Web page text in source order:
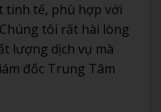
tế, phù hợp với
tôi rất hài lòng
lượng dịch vụ mà
đốc Trung Tâm